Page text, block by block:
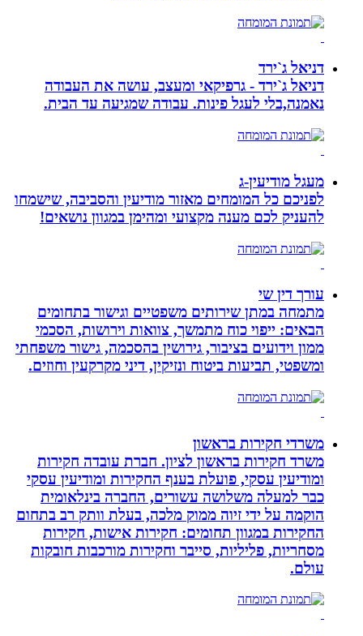
דניאל ג`ירד
דניאל ג`ירד - גרפיקאי ומעצב, עושה את העבודה
נאמנה,בלי לעגל פינות. עבודה שמגיעה עד הבית.
מעגל מודיעין-ג
לפניכם כל המומחים מאזור מודיעין והסביבה, שישמחו
להעניק לכם מענה מקצועי ומהימן במגוון נושאים!
עורך דין שי
מתמחה במתן שירותים משפטיים וגישור בתחומים
הבאים: ייפוי כוח מתמשך, צוואות וירושות, הסכמי
ממון וידועים בציבור, גירושין בהסכמה, גישור משפחתי
ומשפטי, תביעות ביטוח ונזיקין, דיני מקרקעין וחוזים.
משרדי חקירות בראשון
משרד חקירות בראשון לציון. חברת עובדה חקירות
ומודיעין עסקי, פועלת בענף החקירות ומודיעין עסקי
כבר למעלה משלושה עשורים, החברה בינלאומית
הוקמה על ידי זיוה ממוק מלכה, בעלת וותק רב בתחום
החקירות במגוון תחומים: חקירות אישות, חקירות
מסחריות, פליליות, סייבר וחקירות מורכבות חובקות
עולם.